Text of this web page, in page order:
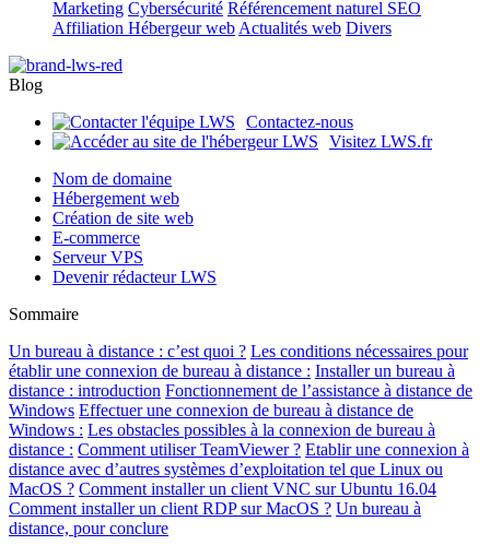
Marketing Cybersécurité Référencement naturel SEO
Affiliation Hébergeur web Actualités web Divers
Blog
Contactez-nous
Visitez LWS.fr
Nom de domaine
Hébergement web
Création de site web
E-commerce
Serveur VPS
Devenir rédacteur LWS
Sommaire
Un bureau à distance : c’est quoi ? Les conditions nécessaires pour
établir une connexion de bureau à distance : Installer un bureau à
distance : introduction Fonctionnement de l’assistance à distance de
Windows Effectuer une connexion de bureau à distance de
Windows : Les obstacles possibles à la connexion de bureau à
distance : Comment utiliser TeamViewer ? Etablir une connexion à
distance avec d’autres systèmes d’exploitation tel que Linux ou
MacOS ? Comment installer un client VNC sur Ubuntu 16.04
Comment installer un client RDP sur MacOS ? Un bureau à
distance, pour conclure